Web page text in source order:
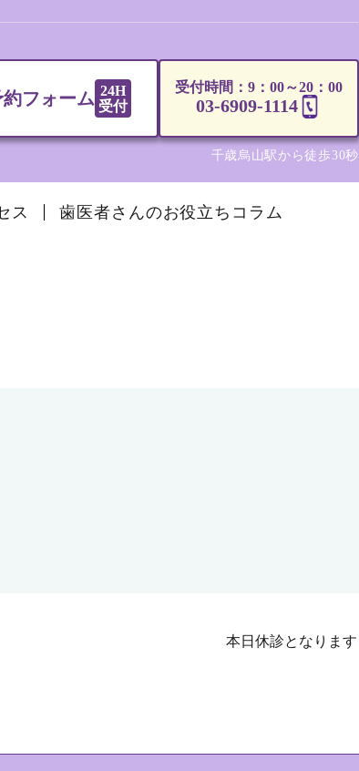
フォーム 24H
受付
受付時間：9：00～20：00
03-6909-1114
千歳烏山駅から徒歩30秒
ス 歯医者さんのお役立ちコラム
本日休診となります